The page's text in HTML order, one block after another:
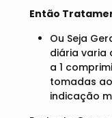
Então
Ou Seja
diária varia
a 1
tomadas
indicação